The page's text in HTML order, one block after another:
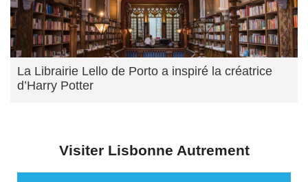
La Librairie Lello de Porto a inspiré la créatrice
d’Harry Potter
Visiter Lisbonne Autrement